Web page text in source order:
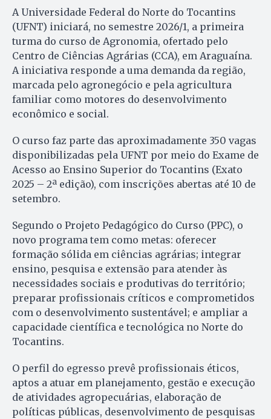
A Universidade Federal do Norte do Tocantins
(UFNT) iniciará, no semestre 2026/1, a primeira
turma do curso de Agronomia, ofertado pelo
Centro de Ciências Agrárias (CCA), em Araguaína.
A iniciativa responde a uma demanda da região,
marcada pelo agronegócio e pela agricultura
familiar como motores do desenvolvimento
econômico e social.
O curso faz parte das aproximadamente 350 vagas
disponibilizadas pela UFNT por meio do Exame de
Acesso ao Ensino Superior do Tocantins (Exato
2025 – 2ª edição), com inscrições abertas até 10 de
setembro.
Segundo o Projeto Pedagógico do Curso (PPC), o
novo programa tem como metas: oferecer
formação sólida em ciências agrárias; integrar
ensino, pesquisa e extensão para atender às
necessidades sociais e produtivas do território;
preparar profissionais críticos e comprometidos
com o desenvolvimento sustentável; e ampliar a
capacidade científica e tecnológica no Norte do
Tocantins.
O perfil do egresso prevê profissionais éticos,
aptos a atuar em planejamento, gestão e execução
de atividades agropecuárias, elaboração de
políticas públicas, desenvolvimento de pesquisas